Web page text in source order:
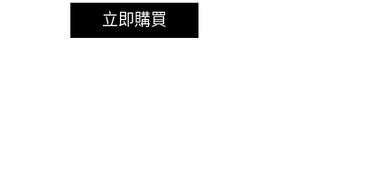
立即購買